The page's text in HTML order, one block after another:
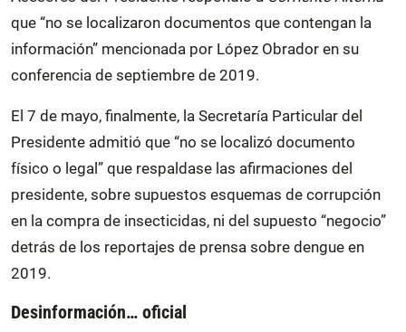
que “no se localizaron documentos que contengan la
información” mencionada por López Obrador en su
conferencia de septiembre de 2019.
El 7 de mayo, finalmente, la Secretaría Particular del
Presidente admitió que “no se localizó documento
físico o legal” que respaldase las afirmaciones del
presidente, sobre supuestos esquemas de corrupción
en la compra de insecticidas, ni del supuesto “negocio”
detrás de los reportajes de prensa sobre dengue en
2019.
Desinformación… oficial